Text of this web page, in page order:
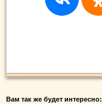
Вам так же будет интересно: